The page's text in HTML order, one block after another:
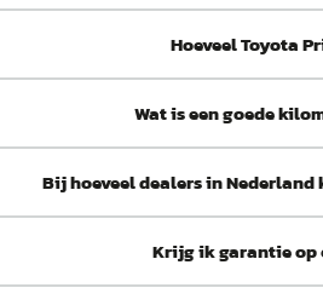
Hoeveel Toyota
Wat is een goede
Bij hoeveel dealers in Nederland
Krijg ik garantie op